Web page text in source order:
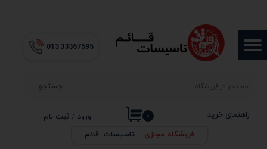
013​​​​​​​ 33367595
جستجو
ورود / ثبت نام
حساب کاربری من
تغییر گذر واژه
خروج از حساب کاربری
راهنمای خرید ۰
فروشگاه مجازی تاسیسات قائم